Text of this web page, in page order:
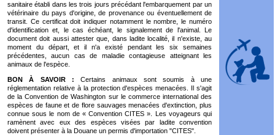
sanitaire établi dans les trois jours précédant l'embarquement par un
vétérinaire du pays d'origine, de provenance ou éventuellement de
transit. Ce certificat doit indiquer notamment le nombre, le numéro
d'identification et, le cas échéant, le signalement de l'animal. Le
document doit aussi attester que, dans ladite localité, il n'existe, au
moment du départ, et il n'a existé pendant les six semaines
précédentes, aucun cas de maladie contagieuse atteignant les
animaux de l'espèce.
BON À SAVOIR : Certains animaux sont soumis à une
réglementation relative à la protection d'espèces menacées. Il s'agit
de la Convention de Washington sur le commerce international des
espèces de faune et de flore sauvages menacées d'extinction, plus
connue sous le nom de « Convention CITES ». Les voyageurs qui
ramènent avec eux des espèces visées par ladite convention
doivent présenter à la Douane un permis d'importation "CITES".